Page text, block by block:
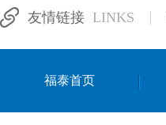
友情链接 LINKS
福泰首页